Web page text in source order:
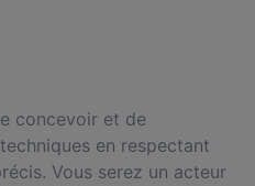
concevoir et de
en respectant
Vous serez un acteur